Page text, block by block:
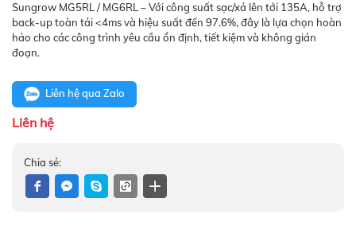
Sungrow MG5RL / MG6RL – Với công suất sạc/xả lên tới 135A, hỗ trợ
back-up toàn tải <4ms và hiệu suất đến 97.6%, đây là lựa chọn hoàn
hảo cho các công trình yêu cầu ổn định, tiết kiệm và không gián
đoạn.
Liên hệ qua Zalo
Liên hệ
Chia sẻ: